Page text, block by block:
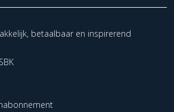
betaalbaar en inspirerend